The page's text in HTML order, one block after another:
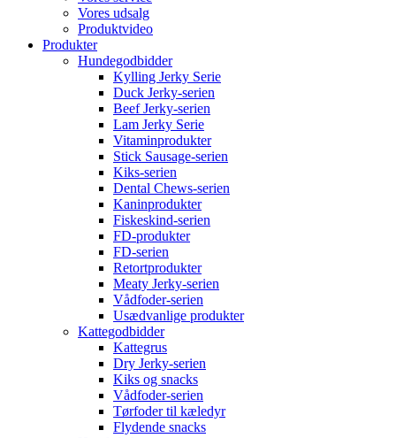
Vores udsalg
Produktvideo
Produkter
Hundegodbidder
Kylling Jerky Serie
Duck Jerky-serien
Beef Jerky-serien
Lam Jerky Serie
Vitaminprodukter
Stick Sausage-serien
Kiks-serien
Dental Chews-serien
Kaninprodukter
Fiskeskind-serien
FD-produkter
FD-serien
Retortprodukter
Meaty Jerky-serien
Vådfoder-serien
Usædvanlige produkter
Kattegodbidder
Kattegrus
Dry Jerky-serien
Kiks og snacks
Vådfoder-serien
Tørfoder til kæledyr
Flydende snacks